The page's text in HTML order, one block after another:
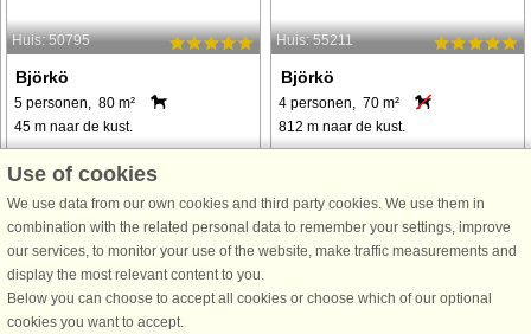
Huis: 50795
Björkö
5 personen, 80 m²
45 m naar de kust.
Willkommen in diesem kleinen
Häuschen bietet wohnlichen
Charme über zwei Etagen und das
Meer liegt direkt unterhalb, ebenso
ein Steg und ein Sandstrand. Die
Aussicht und ...
Huis: 55211
Björkö
4 personen, 70 m²
812 m naar de kust.
Stockholmer Schärengarten vor
Norrtälje! Eine reine Sommeridylle,
die Sie so schnell nicht vergessen
dieses ...
Use of cookies
We use data from our own cookies and third party cookies. We use them in
combination with the related personal data to remember your settings, improve
our services, to monitor your use of the website, make traffic measurements and
display the most relevant content to you.
Below you can choose to accept all cookies or choose which of our optional
cookies you want to accept.